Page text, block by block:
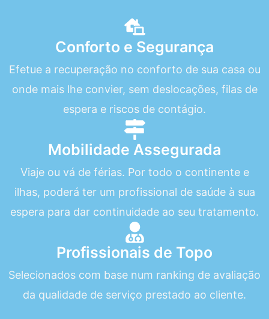
Conforto e Segurança
Efetue a recuperação no conforto de sua casa ou
onde mais lhe convier, sem deslocações, filas de
espera e riscos de contágio.
Mobilidade Assegurada
Viaje ou vá de férias. Por todo o continente e
ilhas, poderá ter um profissional de saúde à sua
espera para dar continuidade ao seu tratamento.
Profissionais de Topo
Selecionados com base num ranking de avaliação
da qualidade de serviço prestado ao cliente.